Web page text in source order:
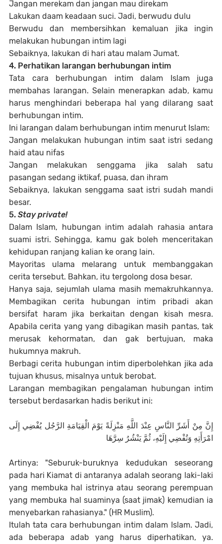
Jangan merekam dan jangan mau direkam
Lakukan daam keadaan suci. Jadi, berwudu dulu
Berwudu dan membersihkan kemaluan jika ingin
melakukan hubungan intim lagi
Sebaiknya, lakukan di hari atau malam Jumat.
4. Perhatikan larangan berhubungan intim
Tata cara berhubungan intim dalam Islam juga
membahas larangan. Selain menerapkan adab, kamu
harus menghindari beberapa hal yang dilarang saat
berhubungan intim.
Ini larangan dalam berhubungan intim menurut Islam:
Jangan melakukan hubungan intim saat istri sedang
haid atau nifas
Jangan melakukan senggama jika salah satu
pasangan sedang iktikaf, puasa, dan ihram
Sebaiknya, lakukan senggama saat istri sudah mandi
besar.
5. Stay private!
Dalam Islam, hubungan intim adalah rahasia antara
suami istri. Sehingga, kamu gak boleh menceritakan
kehidupan ranjang kalian ke orang lain.
Mayoritas ulama melarang untuk membanggakan
cerita tersebut. Bahkan, itu tergolong dosa besar.
Hanya saja, sejumlah ulama masih memakruhkannya.
Membagikan cerita hubungan intim pribadi akan
bersifat haram jika berkaitan dengan kisah mesra.
Apabila cerita yang yang dibagikan masih pantas, tak
merusak kehormatan, dan gak bertujuan, maka
hukumnya makruh.
Berbagi cerita hubungan intim diperbolehkan jika ada
tujuan khusus, misalnya untuk berobat.
Larangan membagikan pengalaman hubungan intim
tersebut berdasarkan hadis berikut ini:
إِنَّ مِنْ أَشَرِّ النَّاسِ عِنْدَ اللَّهِ مَنْزِلَةً يَوْمَ الْقِيَامَةِ الرَّجُل يُفْضِي إِلَى
امْرَأَتِهِ وَتُفْضِي إِلَيْهِ، ثُمَّ يَنْشُرُ سِرَّهَا
Artinya: "Seburuk-buruknya kedudukan seseorang
pada hari Kiamat di antaranya adalah seorang laki-laki
yang membuka hal istrinya atau seorang perempuan
yang membuka hal suaminya (saat jimak) kemudian ia
menyebarkan rahasianya." (HR Muslim).
Itulah tata cara berhubungan intim dalam Islam. Jadi,
ada beberapa adab yang harus diperhatikan, ya.